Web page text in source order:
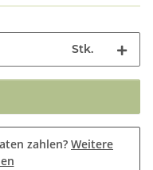
Stk.
zahlen? Weitere